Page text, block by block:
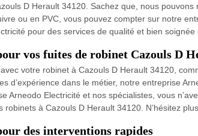
D Herault 34120. Sachez que, nous
ou en PVC, vous pouvez compter sur notre
pour des services de qualité et bien
vos fuites de robinet Cazouls D
votre robinet à Cazouls D Herault 34120,
d’expérience dans le métier, notre entreprise
Arneodo Electricité et nos spécialistes, vous
à Cazouls D Herault 34120. N’hésitez
des interventions rapides